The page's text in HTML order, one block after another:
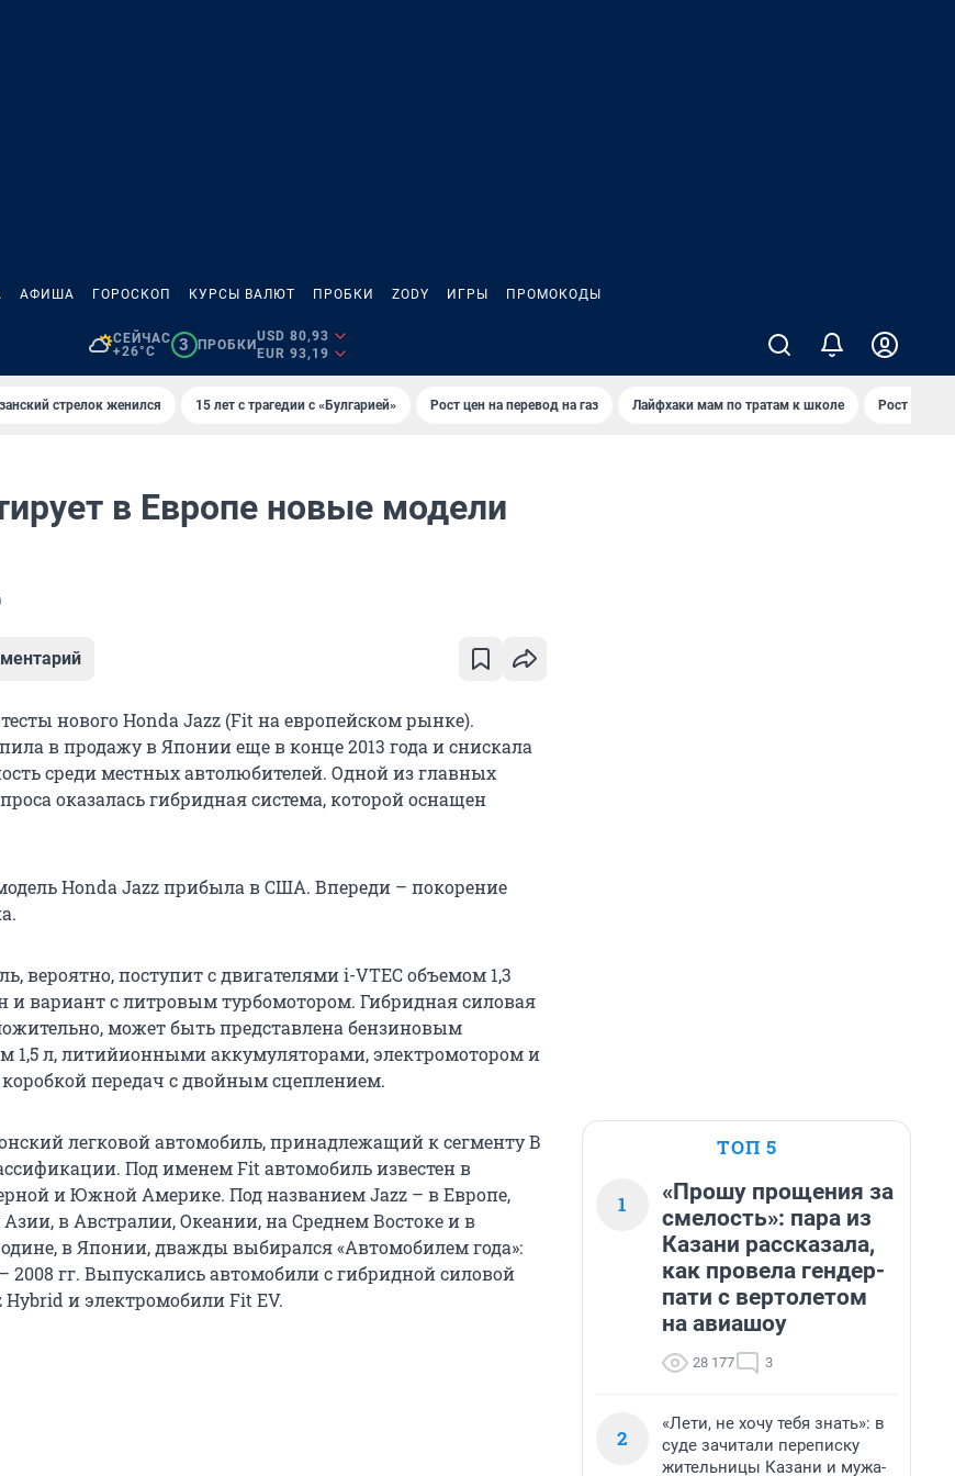
АФИША ГОРОСКОП КУРСЫ ВАЛЮТ ПРОБКИ ZODY ИГРЫ ПРОМОКОДЫ
СЕЙЧАС
+26°C
3 ПРОБКИ
USD 80,93
EUR 93,19
стрелок женился 15 лет с трагедии с «Булгарией» Рост цен на перевод на газ Лайфхаки мам по тратам к школе Рост цен на
в Европе новые модели
нового Honda Jazz (Fit на европейском рынке).
в продажу в Японии еще в конце 2013 года и снискала
среди местных автолюбителей. Одной из главных
оказалась гибридная система, которой оснащен
Honda Jazz прибыла в США. Впереди – покорение
вероятно, поступит с двигателями i-VTEC объемом 1,3
и вариант с литровым турбомотором. Гибридная силовая
может быть представлена бензиновым
1,5 л, литийионными аккумуляторами, электромотором и
передач с двойным сцеплением.
легковой автомобиль, принадлежащий к сегменту B
Под именем Fit автомобиль известен в
и Южной Америке. Под названием Jazz – в Европе,
в Австралии, Океании, на Среднем Востоке и в
в Японии, дважды выбирался «Автомобилем года»:
– 2008 гг. Выпускались автомобили с гибридной силовой
и электромобили Fit EV.
ТОП 5
1
«Прошу прощения за
смелость»: пара из
Казани рассказала,
как провела гендер-
пати с вертолетом
на авиашоу
28 177 3
2
«Лети, не хочу тебя знать»: в
суде зачитали переписку
жительницы Казани и мужа-